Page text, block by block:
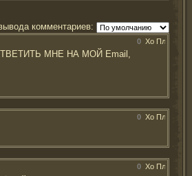
комментариев:
0
МНЕ НА МОЙ Email,
0
0